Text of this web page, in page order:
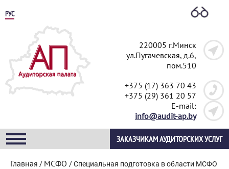
РУС
220005 г.Минск
ул.Пугачевская, д.6,
пом.510
+375 (17) 363 70 43
+375 (29) 361 20 57
E-mail:
info@audit-ap.by
ЗАКАЗЧИКАМ АУДИТОРСКИХ УСЛУГ
Главная / МСФО /Специальная подготовка в области МСФО